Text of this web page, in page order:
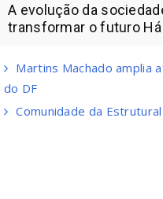
A evolução da
transformar o futuro Há
Martins Machado amplia
do DF
Comunidade da